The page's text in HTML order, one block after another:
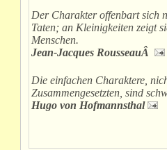
Der Charakter offenbart sich
Taten; an Kleinigkeiten zeigt
Menschen.
Jean-Jacques RousseauÂ
Die einfachen Charaktere,
Zusammengesetzten, sind
Hugo von Hofmannsthal